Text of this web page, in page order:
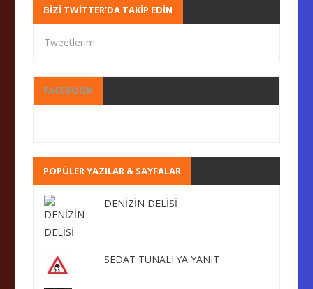
BIZI TWITTER’DA TAKIP EDIN
Tweetlerim
FACEBOOK
POPÜLER YAZILAR & SAYFALAR
DENİZİN DELİSİ
SEDAT TUNALI'YA YANIT